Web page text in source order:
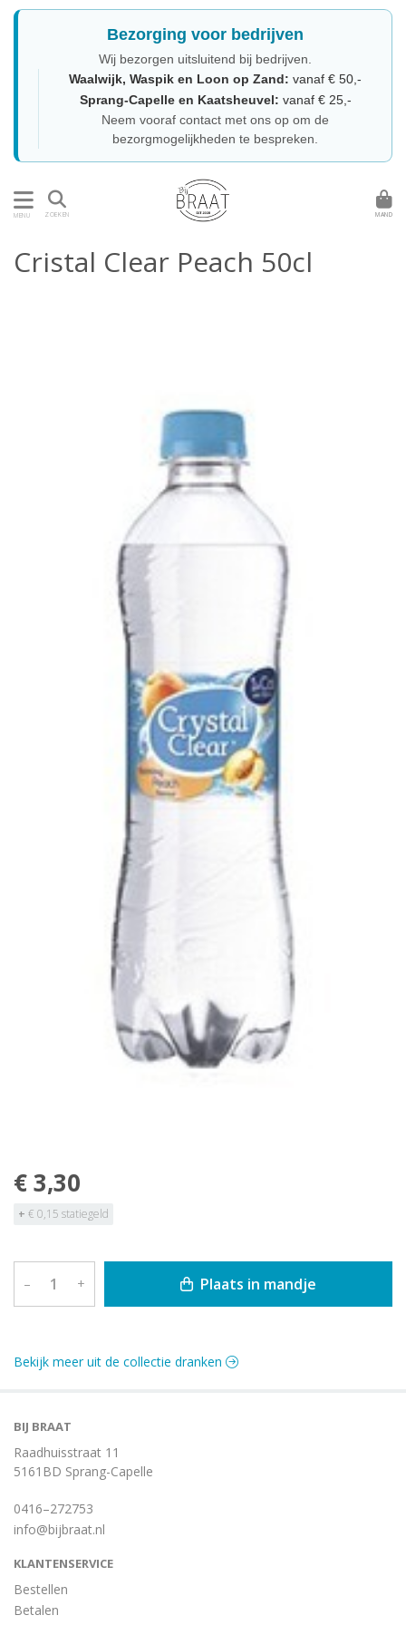
Bezorging voor bedrijven
Wij bezorgen uitsluitend bij bedrijven.
Waalwijk, Waspik en Loon op Zand: vanaf € 50,-
Sprang-Capelle en Kaatsheuvel: vanaf € 25,-
Neem vooraf contact met ons op om de
bezorgmogelijkheden te bespreken.
MENU ZOEKEN MAND
Cristal Clear Peach 50cl
€ 3,30
+ € 0,15 statiegeld
– + Plaats in mandje
Bekijk meer uit de collectie dranken
BIJ BRAAT
Raadhuisstraat 11
5161BD Sprang-Capelle
0416–272753
info@bijbraat.nl
KLANTENSERVICE
Bestellen
Betalen